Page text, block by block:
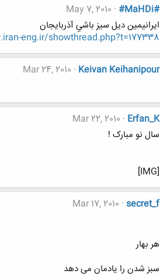
#MaHDi#
May 7, 2010
ايرانيمين ديل سيز باشي آذربايجان
eng.ir/showthread.php?t=177338
Keivan Keihanipour
Mar 24, 2010
Erfan_K
Mar 22, 2010
سال نو مبارک !
[IMG]
secret_f
Mar 17, 2010
هر بهار
سبز شدن را یادمان می دهد